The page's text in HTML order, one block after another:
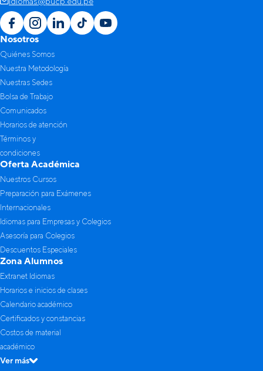
Correo electrónico*
Teléfono o celular*
Código PUCP*
Facultad PUCP*
Nivel de Estudio*
Mensaje o consulta*
Otorgo mi consentimiento para el uso de mis datos
Autorizo a Idiomas PUCP a enviarme información general
sobre los servicios de enseñanza de idiomas y servicios
vinculados que ofrece.
protección de
reCAPTCHA
Este sitio está protegido por reCAPTCHA y se aplican la
Términos de Servicio
Nosotros
Quiénes Somos
Nuestra Metodología
Nuestras Sedes
Bolsa de Trabajo
Comunicados
Horarios de atención
Términos y
condiciones
Oferta Académica
Nuestros Cursos
Preparación para Exámenes
Internacionales
Idiomas para Empresas y Colegios
Asesoría para Colegios
Descuentos Especiales
Zona Alumnos
Extranet Idiomas
Horarios e inicios de clases
Calendario académico
Certificados y constancias
Costos de material
académico
Ver más